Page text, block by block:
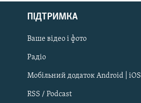
Qırımtatar
ДОЛУЧАЙСЯ!
ПІДТРИМКА
Ваше відео і фото
Радіо
Мобільний додаток Android | iOS
RSS / Podcast